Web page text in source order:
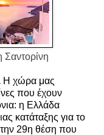
Σαντορίνη
Η χώρα μας
που έχουν
η Ελλάδα
κατάταξης για το
29η θέση που